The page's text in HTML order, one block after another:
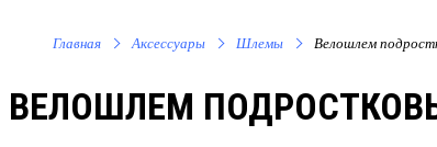
Главная Аксессуары Шлемы Велошлем
ВЕЛОШЛЕМ ПОДРОСТКОВЫЙ